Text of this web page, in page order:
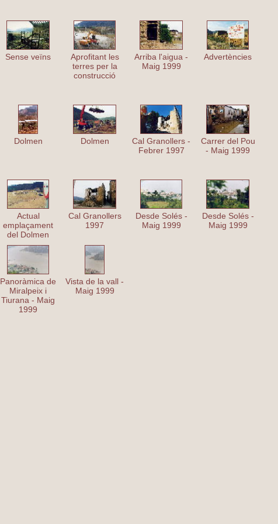
Sense veïns
Aprofitant les
terres per la
construcció
Arriba l'aigua -
Maig 1999
Advertències
Dolmen Dolmen
Cal Granollers -
Febrer 1997
Carrer del Pou
- Maig 1999
Actual
emplaçament
del Dolmen
Cal Granollers
1997
Desde Solés -
Maig 1999
Desde Solés -
Maig 1999
Panoràmica de
Miralpeix i
Tiurana - Maig
1999
Vista de la vall -
Maig 1999